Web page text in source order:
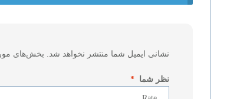
نشانی ایمیل شما منتشر نخواهد شد. بخش‌های
نظر شما *